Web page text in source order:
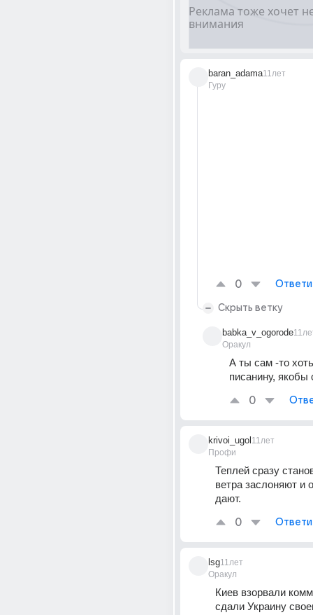
baran_adama
Гуру
11лет
0
Скрыть ветку
babka_v_ogorode
Оракул
А ты сам -то
писанину, якобы
0
krivoi_ugol
Профи
11лет
Теплей сразу
ветра заслоняют и
дают.
0
lsg
Оракул
11лет
Киев взорвали
сдали Украину